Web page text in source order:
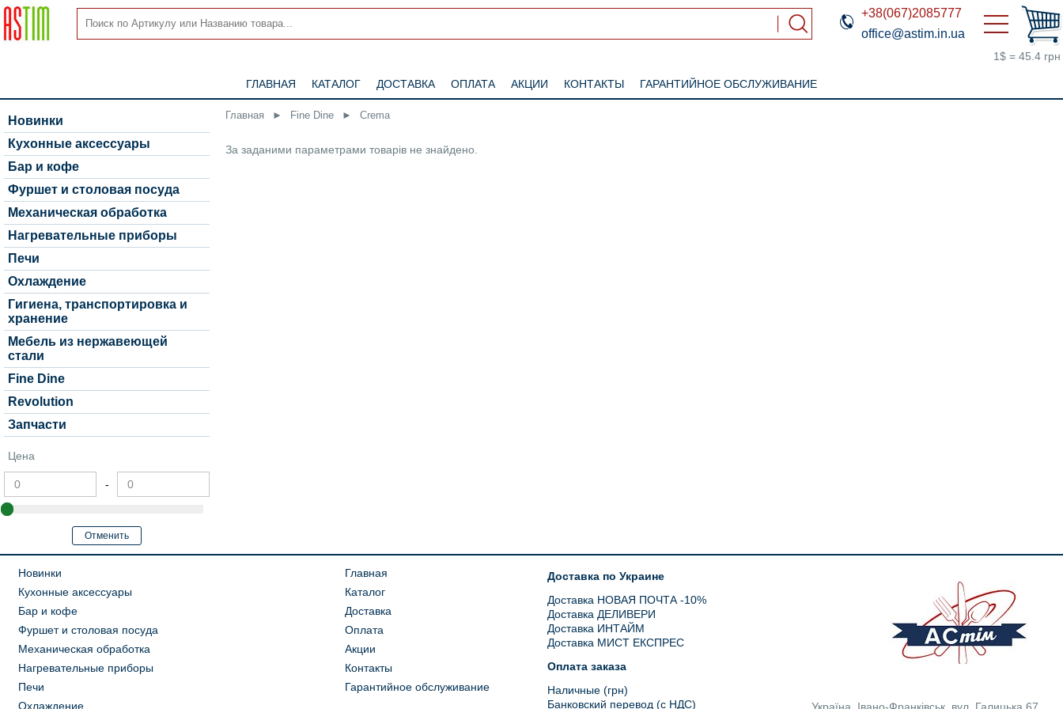
+38(067)2085777
office@astim.in.ua
1$ = 45.4 грн
ГЛАВНАЯ КАТАЛОГ ДОСТАВКА ОПЛАТА АКЦИИ КОНТАКТЫ ГАРАНТИЙНОЕ ОБСЛУЖИВАНИЕ
Новинки
Кухонные аксессуары
Бар и кофе
Фуршет и столовая посуда
Механическая обработка
Нагревательные приборы
Печи
Охлаждение
Гигиена, транспортировка и
хранение
Мебель из нержавеющей
стали
Fine Dine
Revolution
Запчасти
Цена
-
Главная ► Fine Dine ► Crema
За заданими параметрами товарів не знайдено.
Новинки
Кухонные аксессуары
Бар и кофе
Фуршет и столовая посуда
Механическая обработка
Нагревательные приборы
Печи
Охлаждение
Главная
Каталог
Доставка
Оплата
Акции
Контакты
Гарантийное обслуживание
Доставка по Украине
Доставка НОВАЯ ПОЧТА -10%
Доставка ДЕЛИВЕРИ
Доставка ИНТАЙМ
Доставка МИСТ ЕКСПРЕС
Оплата заказа
Наличные (грн)
Банковский перевод (с НДС)